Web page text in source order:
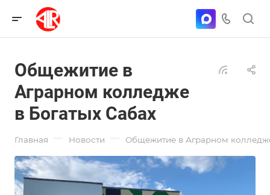
Общежитие в
Аграрном колледже
в Богатых Сабах
Главная — Новости — Общежитие в Аграрном